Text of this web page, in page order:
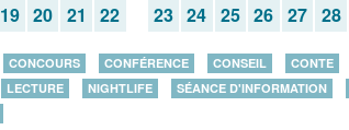
19 20 21 22 23 24 25 26 27 28
CONCOURS CONFÉRENCE CONSEIL CONTE
LECTURE NIGHTLIFE SÉANCE D'INFORMATION